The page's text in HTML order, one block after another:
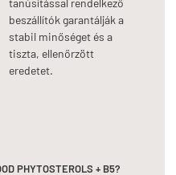
tanúsítással rendelkező
beszállítók garantálják a
stabil minőséget és a
tiszta, ellenőrzött
eredetet.
PHYTOSTEROLS + B5?